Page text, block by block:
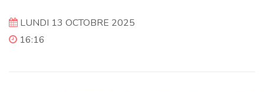
LUNDI 13 OCTOBRE 2025
16:16